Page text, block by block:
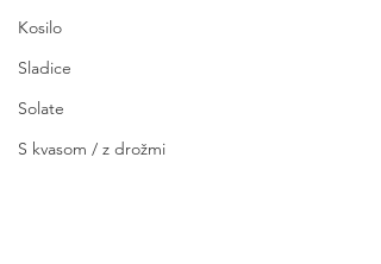
Kosilo
Sladice
Solate
S kvasom / z drožmi